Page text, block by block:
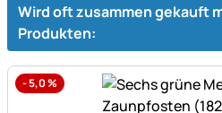
Wird oft zusammen gekauft
Produkten:
-5,0%